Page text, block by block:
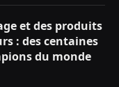
et des produits
: des centaines
du monde